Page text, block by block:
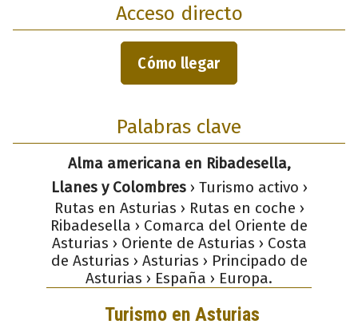
Acceso directo
Cómo llegar
Palabras clave
Alma americana en Ribadesella,
Llanes y Colombres› Turismo activo ›
Rutas en Asturias › Rutas en coche ›
Ribadesella › Comarca del Oriente de
Asturias › Oriente de Asturias › Costa
de Asturias › Asturias › Principado de
Asturias › España › Europa.